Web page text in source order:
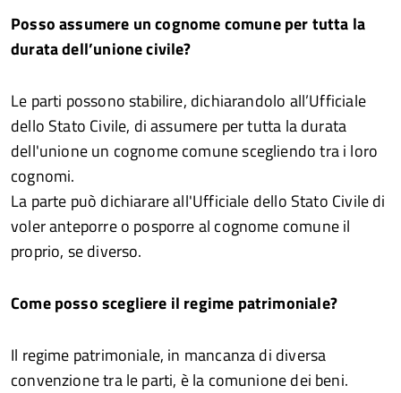
Posso assumere un cognome comune per tutta la
durata dell’unione civile?
Le parti possono stabilire, dichiarandolo all’Ufficiale
dello Stato Civile, di assumere per tutta la durata
dell'unione un cognome comune scegliendo tra i loro
cognomi.
La parte può dichiarare all'Ufficiale dello Stato Civile di
voler anteporre o posporre al cognome comune il
proprio, se diverso.
Come posso scegliere il regime patrimoniale?
Il regime patrimoniale, in mancanza di diversa
convenzione tra le parti, è la comunione dei beni.